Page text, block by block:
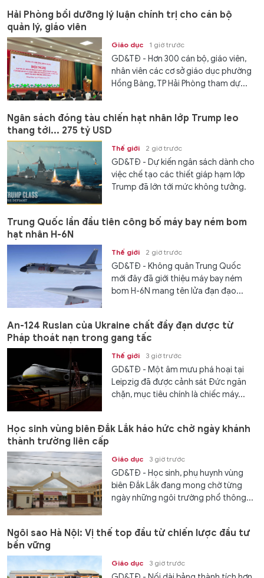
Hải Phòng bồi dưỡng lý luận chính trị cho cán bộ
quản lý, giáo viên
Giáo dục 1 giờ trước
GD&TĐ - Hơn 300 cán bộ, giáo viên,
nhân viên các cơ sở giáo dục phường
Hồng Bàng, TP Hải Phòng tham dự...
Ngân sách đóng tàu chiến hạt nhân lớp Trump leo
thang tới... 275 tỷ USD
Thế giới 2 giờ trước
GD&TĐ - Dự kiến ngân sách dành cho
việc chế tạo các thiết giáp hạm lớp
Trump đã lớn tới mức không tưởng.
Trung Quốc lần đầu tiên công bố máy bay ném bom
hạt nhân H-6N
Thế giới 2 giờ trước
GD&TĐ - Không quân Trung Quốc
mới đây đã giới thiệu máy bay ném
bom H-6N mang tên lửa đạn đạo...
An-124 Ruslan của Ukraine chất đầy đạn dược từ
Pháp thoát nạn trong gang tấc
Thế giới 3 giờ trước
GD&TĐ - Một âm mưu phá hoại tại
Leipzig đã được cảnh sát Đức ngăn
chặn, mục tiêu chính là chiếc máy...
Học sinh vùng biên Đắk Lắk háo hức chờ ngày khánh
thành trường liên cấp
Giáo dục 3 giờ trước
GD&TĐ - Học sinh, phụ huynh vùng
biên Đắk Lắk đang mong chờ từng
ngày những ngôi trường phổ thông...
Ngôi sao Hà Nội: Vị thế top đầu từ chiến lược đầu tư
bền vững
Giáo dục 3 giờ trước